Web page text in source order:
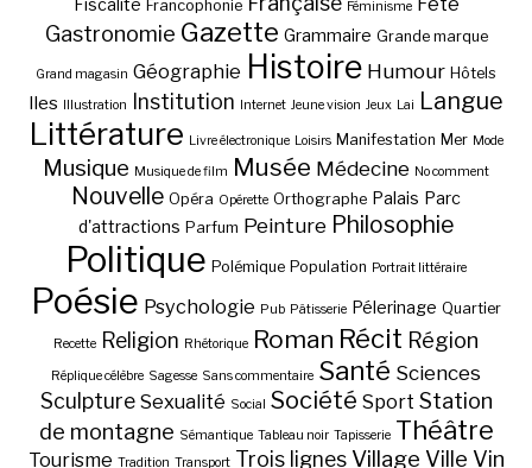
Fiscalité Francophonie Féminisme
Gastronomie Gazette Grammaire Grande marque
Grand magasin Géographie Histoire Humour Hôtels
Iles Illustration Institution Internet Jeune vision Jeux Lai Langue
Littérature Livre électronique Loisirs Manifestation Mer Mode
Musique Musique de film Musée Médecine No comment
Nouvelle Opéra Opérette Orthographe Palais Parc
d'attractions Parfum Peinture Philosophie
Politique Polémique Population Portrait littéraire
Poésie Psychologie Pub Pâtisserie Pélerinage Quartier
Recette Religion Rhétorique Roman Récit Région
Réplique célèbre Sagesse Sans commentaire Santé Sciences
Sculpture Sexualité Social Société Sport Station
de montagne Sémantique Tableau noir Tapisserie Théâtre
Tourisme Tradition Transport Trois lignes Village Ville Vin